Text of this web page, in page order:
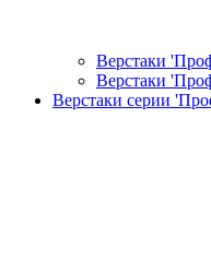
Верстаки
Верстаки
Верстаки серии